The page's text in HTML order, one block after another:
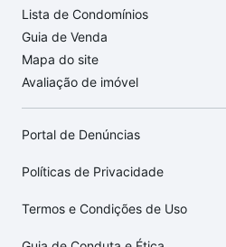
Lista de Condomínios
Guia de Venda
Mapa do site
Avaliação de imóvel
Portal de Denúncias
Políticas de Privacidade
Termos e Condições de Uso